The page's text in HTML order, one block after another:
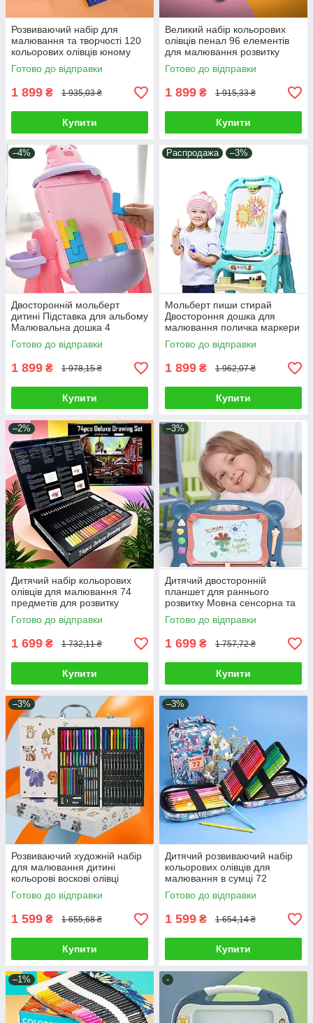
Розвиваючий набір для
малювання та творчості 120
кольорових олівців юному
художнику у металевому
пеналі
Готово до відправки
1 899 ₴ 1 935,03 ₴
Купити
Великий набір кольорових
олівців пенал 96 елементів
для малювання розвитку
дитячої творчості юного
художника
Готово до відправки
1 899 ₴ 1 915,33 ₴
Купити
–4%
Двосторонній мольберт
дитині Підставка для альбому
Малювальна дошка 4
маркери і Тетріс для розвитку
мислення
Готово до відправки
1 899 ₴ 1 978,15 ₴
Купити
Распродажа –3%
Мольберт пиши стирай
Двостороння дошка для
малювання поличка маркери
крейда губка магніти
регулювання висоти
Готово до відправки
1 899 ₴ 1 962,07 ₴
Купити
–2%
Дитячий набір кольорових
олівців для малювання 74
предметів для розвитку
творчості хлопчику дівчинці в
коробці
Готово до відправки
1 699 ₴ 1 732,11 ₴
Купити
–3%
Дитячий двосторонній
планшет для раннього
розвитку Мовна сенсорна та
магнітна дошка з піаніно для
ігор та вивчення англійської
Готово до відправки
1 699 ₴ 1 757,72 ₴
Купити
–3%
Розвиваючий художній набір
для малювання дитині
кольорові воскові олівці
маркери пастелі фломастери
Готово до відправки
1 599 ₴ 1 655,68 ₴
Купити
–3%
Дитячий розвиваючий набір
кольорових олівців для
малювання в сумці 72
предмети для творчості
дитині
Готово до відправки
1 599 ₴ 1 654,14 ₴
Купити
–1% -